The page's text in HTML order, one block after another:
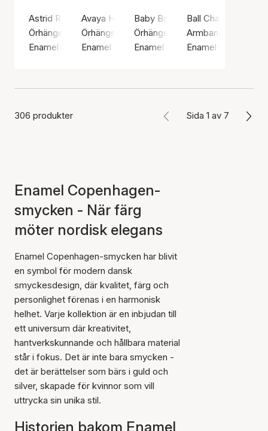
Astrid Rainbow Hoops
Örhängen, Guldfärg / Guldpläterat sterlingsilver 925
Enamel Copenhagen
Avaya Hoops
Örhängen, Guldfärg / Guldpläterat
Enamel Copenhagen
Baby Bow Earsticks
Örhängen, Guldfärg /
Enamel Copenhagen
Ball Chain Bracelet
Armband, Guldfärg
Enamel
306 produkter Sida 1 av 7
Enamel Copenhagen-
smycken - När färg
möter nordisk elegans
Enamel Copenhagen-smycken har blivit
en symbol för modern dansk
smyckesdesign, där kvalitet, färg och
personlighet förenas i en harmonisk
helhet. Varje kollektion är en inbjudan till
ett universum där kreativitet,
hantverkskunnande och hållbara material
står i fokus. Det är inte bara smycken -
det är berättelser som bärs i guld och
silver, skapade för kvinnor som vill
uttrycka sin unika stil.
Historien bakom Enamel